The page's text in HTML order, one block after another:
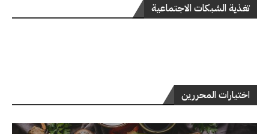
تغذية الشبكات الاجتماعية
اختيارات المحررين